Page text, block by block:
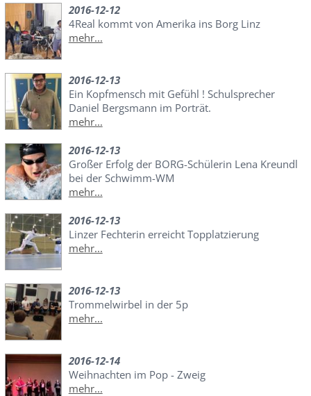
2016-12-12
4Real kommt von Amerika ins Borg Linz
mehr...
2016-12-13
Ein Kopfmensch mit Gefühl ! Schulsprecher
Daniel Bergsmann im Porträt.
mehr...
2016-12-13
Großer Erfolg der BORG-Schülerin Lena Kreundl
bei der Schwimm-WM
mehr...
2016-12-13
Linzer Fechterin erreicht Topplatzierung
mehr...
2016-12-13
Trommelwirbel in der 5p
mehr...
2016-12-14
Weihnachten im Pop - Zweig
mehr...